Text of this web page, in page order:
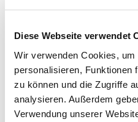
Diese Webseite verwendet
Wir verwenden Cookies,
personalisieren, Funktionen
zu können und die Zugriffe
analysieren. Außerdem
Verwendung unserer